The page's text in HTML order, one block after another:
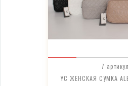
7
YC ЖЕНСКАЯ СУМКА